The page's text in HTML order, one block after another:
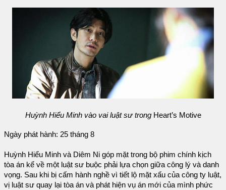
Huỳnh Hiểu Minh vào vai luật sư trongHeart’s Motive
Ngày phát hành: 25 tháng 8
Huỳnh Hiểu Minh và Diêm Ni góp mặt trong bộ phim chính kịch
tòa án kể về một luật sư buộc phải lựa chọn giữa công lý và danh
vọng. Sau khi bị cấm hành nghề vì tiết lộ mặt xấu của công ty luật,
vị luật sư quay lại tòa án và phát hiện vụ án mới của mình phức